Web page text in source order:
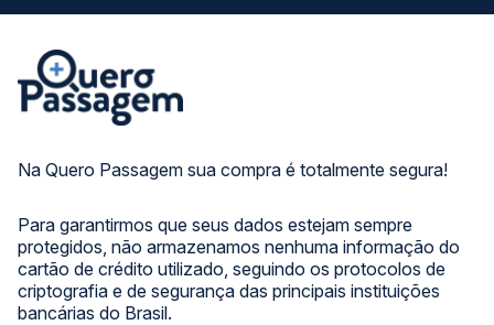
Na Quero Passagem sua compra é totalmente segura!
Para garantirmos que seus dados estejam sempre
protegidos, não armazenamos nenhuma informação do
cartão de crédito utilizado, seguindo os protocolos de
criptografia e de segurança das principais instituições
bancárias do Brasil.